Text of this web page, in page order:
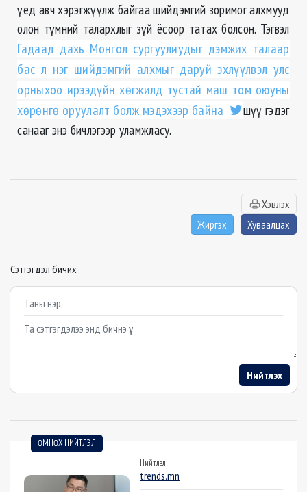
үед авч хэрэгжүүлж байгаа шийдэмгий зоримог алхмууд
олон түмний талархлыг зүй ёсоор татах болсон. Тэгвэл
Гадаад дахь Монгол сургуулиудыг дэмжих талаар
бас л нэг шийдэмгий алхмыг даруй эхлүүлвэл улс
орныхоо ирээдүйн хөгжилд тустай маш том оюуны
хөрөнгө оруулалт болж мэдэхээр байна
шүү гэдэг
санааг энэ бичлэгээр уламжласу.
Хэвлэх
Жиргэх
Хуваалцах
Сэтгэгдэл бичих
Example textarea
Нийтлэх
ӨМНӨХ НИЙТЛЭЛ
Нийтлэл
trends.mn